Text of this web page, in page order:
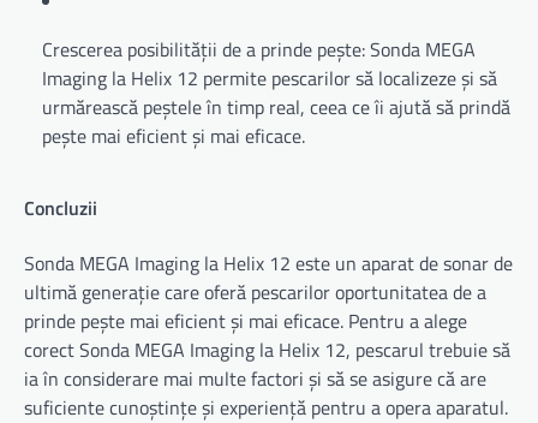
Crescerea posibilității de a prinde pește: Sonda MEGA
Imaging la Helix 12 permite pescarilor să localizeze și să
urmărească peștele în timp real, ceea ce îi ajută să prindă
pește mai eficient și mai eficace.
Concluzii
Sonda MEGA Imaging la Helix 12 este un aparat de sonar de
ultimă generație care oferă pescarilor oportunitatea de a
prinde pește mai eficient și mai eficace. Pentru a alege
corect Sonda MEGA Imaging la Helix 12, pescarul trebuie să
ia în considerare mai multe factori și să se asigure că are
suficiente cunoștințe și experiență pentru a opera aparatul.